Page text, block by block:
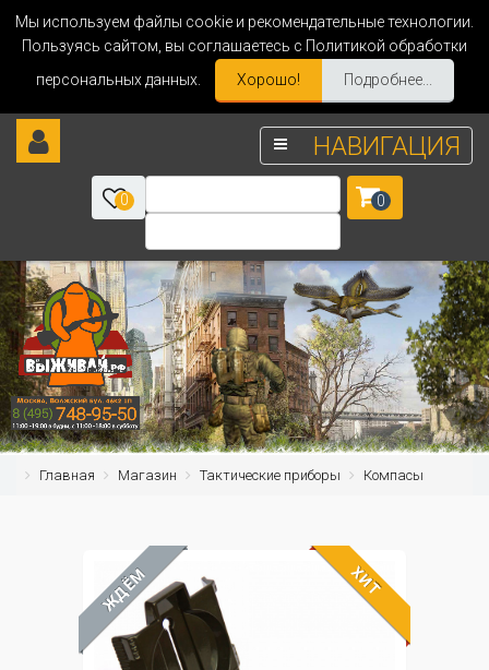
Мы используем файлы cookie и рекомендательные технологии.
Пользуясь сайтом, вы соглашаетесь с Политикой обработки
персональных данных.
Хорошо! Подробнее...
НАВИГАЦИЯ
0 0
Главная Магазин Тактические приборы Компасы
ЖДЁМ ХИТ